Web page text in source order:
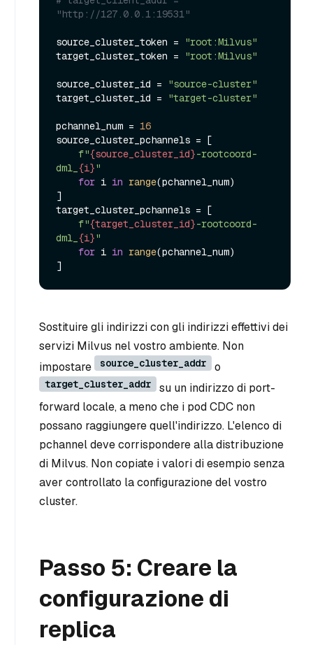
"http://127.0.0.1:19531"
source_cluster_token =
"root:Milvus"
target_cluster_token =
"root:Milvus"
source_cluster_id =
"source-cluster"
target_cluster_id =
"target-cluster"
pchannel_num = 16
source_cluster_pchannels = [
f"{source_cluster_id}-rootcoord-
dml_ {i}"
for i in range(pchannel_num)
]
target_cluster_pchannels = [
f"{target_cluster_id}-rootcoord-
dml_ {i}"
for i in range(pchannel_num)
Sostituire gli indirizzi con gli indirizzi effettivi dei
servizi Milvus nel vostro ambiente. Non
impostare
source_cluster_addr o
target_cluster_addr
su un indirizzo di port-
forward locale, a meno che i pod CDC non
possano raggiungere quell'indirizzo. L'elenco di
pchannel deve corrispondere alla distribuzione
di Milvus. Non copiate i valori di esempio senza
aver controllato la configurazione del vostro
cluster.
Passo 5: Creare la
configurazione di
replica